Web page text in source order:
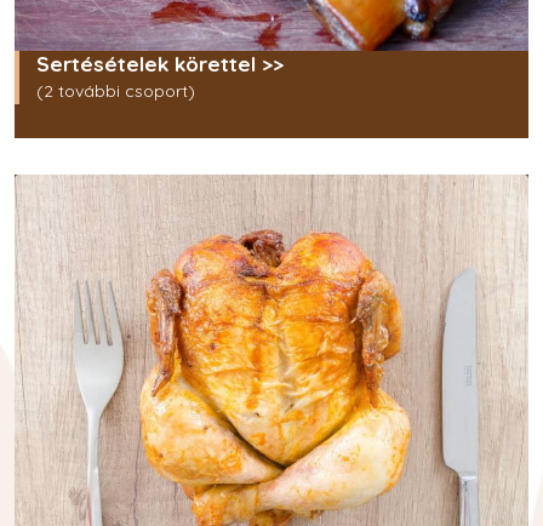
Sertésételek körettel >>
(2 további csoport)